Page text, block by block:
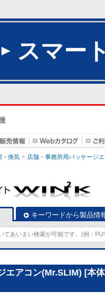
スマー
・換気 店舗・事務所用パッケージ
キーワードから製品情
エアコン(Mr.SLIM) [本